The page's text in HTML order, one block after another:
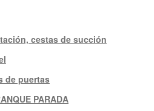
cestas de succión
de puertas
PARADA